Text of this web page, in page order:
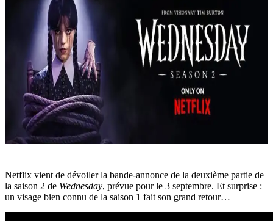
Netflix vient de dévoiler la bande-annonce de la deuxième partie de
la saison 2 de Wednesday, prévue pour le 3 septembre. Et surprise :
un visage bien connu de la saison 1 fait son grand retour…